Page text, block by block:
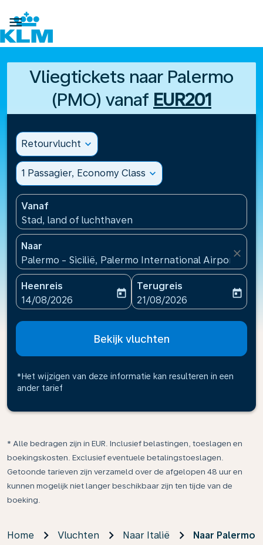

Vliegtickets naar Palermo
(PMO) vanaf EUR201
Retourvlucht expand_more
1 Passagier, Economy Class expand_more
Vanaf
Stad, land of luchthaven
Naar
Palermo - Sicilië, Palermo International
close
Heenreis
fc-booking-departure-date-aria-label
14/08/2026
today
Terugreis
fc-booking-return-date-
21/08/2026
today
Bekijk vluchten
*Het wijzigen van deze informatie kan resulteren in een
ander tarief
* Alle bedragen zijn in EUR. Inclusief belastingen, toeslagen en
boekingskosten. Exclusief eventuele betalingstoeslagen.
Getoonde tarieven zijn verzameld over de afgelopen 48 uur en
kunnen mogelijk niet langer beschikbaar zijn ten tijde van de
boeking.
Home Vluchten Naar Italië Naar Palermo